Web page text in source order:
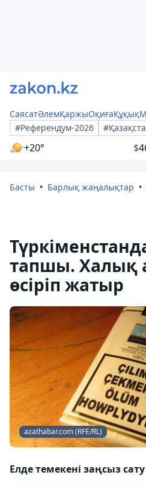
СаясатӘлемҚаржыОқиғаҚұқық
#Референдум-2026
+20° $
Басты Барлық жаңалықтар
тапшы. Халық
өсіріп жатыр
azathabar.com (RFE/RL)
Елде темекені заңсыз